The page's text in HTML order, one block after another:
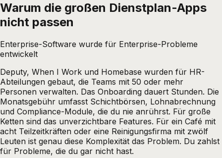
Warum die großen Dienstplan-Apps
nicht passen
Enterprise-Software wurde für Enterprise-Probleme
entwickelt
Deputy, When I Work und Homebase wurden für HR-
Abteilungen gebaut, die Teams mit 50 oder mehr
Personen verwalten. Das Onboarding dauert Stunden. Die
Monatsgebühr umfasst Schichtbörsen, Lohnabrechnung
und Compliance-Module, die du nie anrührst. Für große
Ketten sind das unverzichtbare Features. Für ein Café mit
acht Teilzeitkräften oder eine Reinigungsfirma mit zwölf
Leuten ist genau diese Komplexität das Problem. Du zahlst
für Probleme, die du gar nicht hast.